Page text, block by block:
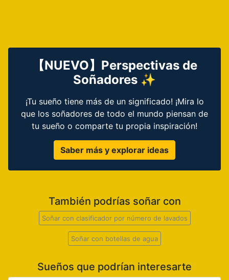
【NUEVO】Perspectivas de
Soñadores ✨
¡Tu sueño tiene más de un significado! ¡Mira lo
que los soñadores de todo el mundo piensan de
tu sueño o comparte tu propia inspiración!
Saber más y explorar ideas
También podrías soñar con
Soñar con clasificador por número de lavados
Soñar con botellas de agua
Sueños que podrían interesarte